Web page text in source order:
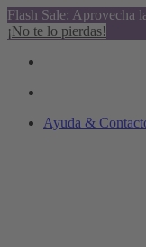
Flash Sale: Aprovecha
¡No te lo pierdas!
Ayuda &